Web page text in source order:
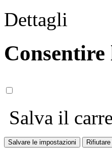
Dettagli
Salva il
Salvare le impostazioni